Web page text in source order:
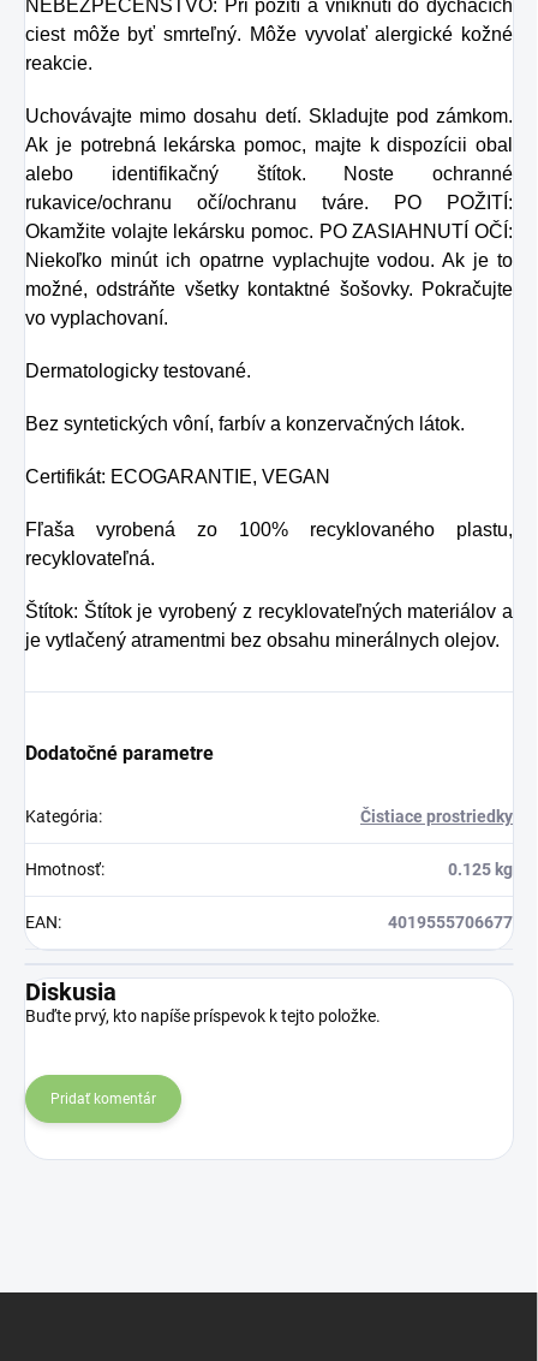
NEBEZPEČENSTVO: Pri požití a vniknutí do dýchacích
ciest môže byť smrteľný. Môže vyvolať alergické kožné
reakcie.
Uchovávajte mimo dosahu detí. Skladujte pod zámkom.
Ak je potrebná lekárska pomoc, majte k dispozícii obal
alebo identifikačný štítok. Noste ochranné
rukavice/ochranu očí/ochranu tváre. PO POŽITÍ:
Okamžite volajte lekársku pomoc. PO ZASIAHNUTÍ OČÍ:
Niekoľko minút ich opatrne vyplachujte vodou. Ak je to
možné, odstráňte všetky kontaktné šošovky. Pokračujte
vo vyplachovaní.
Dermatologicky testované.
Bez syntetických vôní, farbív a konzervačných látok.
Certifikát: ECOGARANTIE, VEGAN
Fľaša vyrobená zo 100% recyklovaného plastu,
recyklovateľná.
Štítok: Štítok je vyrobený z recyklovateľných materiálov a
je vytlačený atramentmi bez obsahu minerálnych olejov.
Dodatočné parametre
Kategória: Čistiace prostriedky
Hmotnosť: 0.125 kg
EAN: 4019555706677
Diskusia
Buďte prvý, kto napíše príspevok k tejto položke.
Pridať komentár